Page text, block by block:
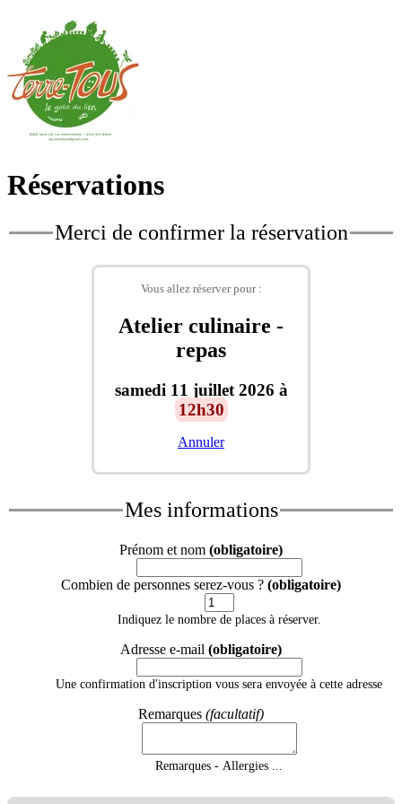
Réservations
Merci de confirmer la réservation
Vous allez réserver pour :
Atelier culinaire -
repas
samedi 11 juillet 2026 à
12h30
Annuler
Mes informations
Prénom et nom (obligatoire)
Combien de personnes serez-vous ? (obligatoire)
Indiquez le nombre de places à réserver.
Adresse e-mail (obligatoire)
Une confirmation d'inscription vous sera envoyée à cette adresse
Remarques (facultatif)
Remarques - Allergies ...